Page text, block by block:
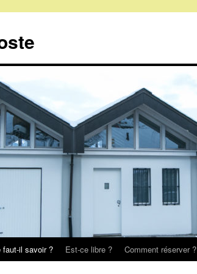
faut-il savoir ? Est-ce libre ? Comment réserver ?